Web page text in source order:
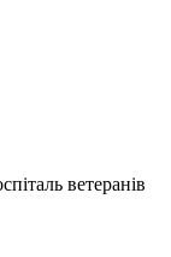
ветеранів